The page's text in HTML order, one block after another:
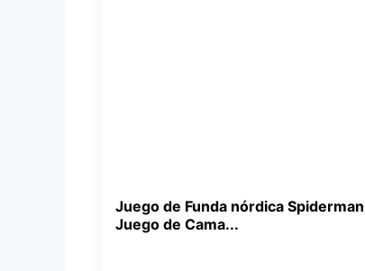
Juego de Funda nórdica Spiderman
Juego de Cama...